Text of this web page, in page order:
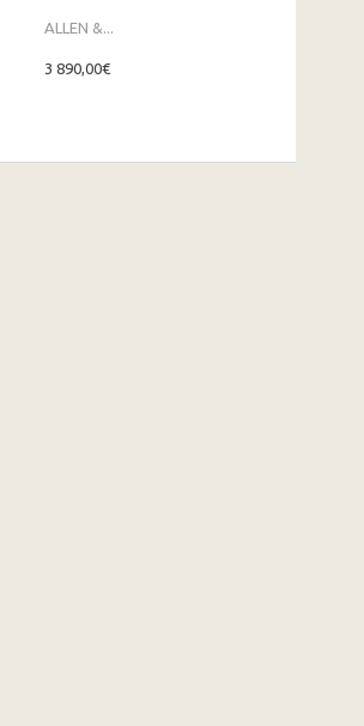
ALLEN &...
3 890,00€